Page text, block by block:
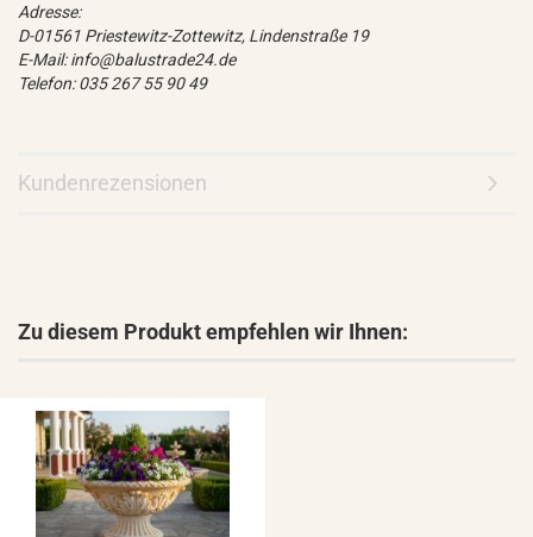
Adresse:
D-01561 Priestewitz-Zottewitz, Lindenstraße 19
E-Mail: info@balustrade24.de
Telefon: 035 267 55 90 49
Kundenrezensionen
Zu diesem Produkt empfehlen wir Ihnen: